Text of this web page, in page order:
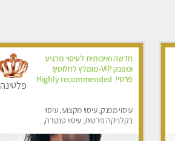
חדשה ואיכותית לעיסוי מרגיע
ומפנק VIP-מומלץ לחלוטין!
פרטי! ​​​​​​ Highly recommended
עיסוי מפנק, עיסוי מקצועי, עיסוי
בקלניקה פרטית, עיסוי טנטרה,
פלטינה